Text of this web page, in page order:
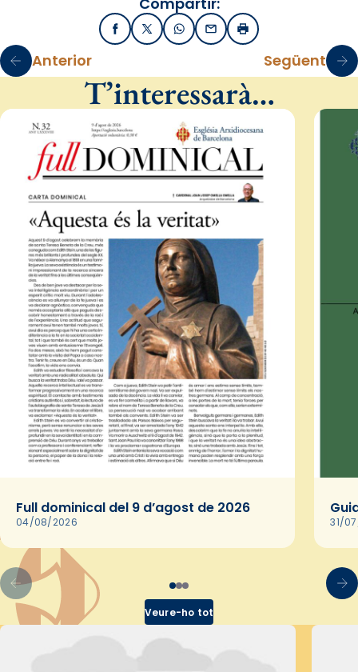
FacebookX / TwitterWhatsApp
EmailImprimir
Anterior Següent
T’interessarà…
Full dominical del 9 d’agost de 2026
04/08/2026 31/
Veure-ho tot